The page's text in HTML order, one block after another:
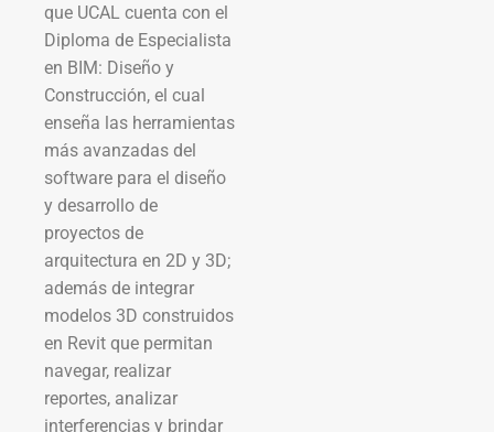
que UCAL cuenta con el
Diploma de Especialista
en BIM: Diseño y
Construcción, el cual
enseña las herramientas
más avanzadas del
software para el diseño
y desarrollo de
proyectos de
arquitectura en 2D y 3D;
además de integrar
modelos 3D construidos
en Revit que permitan
navegar, realizar
reportes, analizar
interferencias y brindar